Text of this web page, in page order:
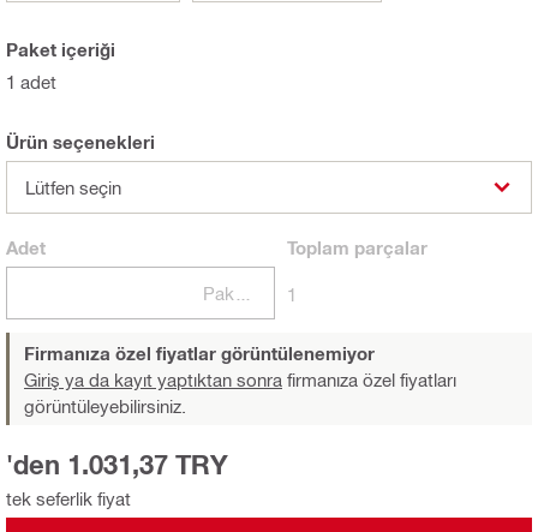
Paket içeriği
1 adet
Ürün seçenekleri
Lütfen seçin
Adet Toplam parçalar
1
Firmanıza özel fiyatlar görüntülenemiyor
Giriş ya da kayıt yaptıktan sonra firmanıza özel fiyatları
görüntüleyebilirsiniz.
'den 1.031,37 TRY
tek seferlik fiyat